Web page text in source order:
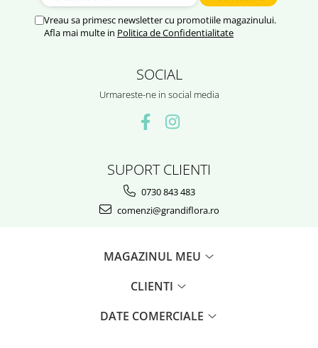
Vreau sa primesc newsletter cu promotiile magazinului.
Afla mai multe in Politica de Confidentialitate
SOCIAL
Urmareste-ne in social media
SUPORT CLIENTI
0730 843 483
comenzi@grandiflora.ro
MAGAZINUL MEU
CLIENTI
DATE COMERCIALE